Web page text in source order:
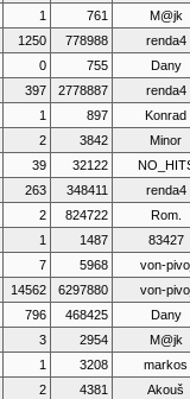
1 761 M@jk
1250 778988 renda4
0 755 Dany
397 2778887 renda4
1 897 Konrad
2 3842 Minor
39 32122
263 348411 renda4
2 824722 Rom.
1 1487 83427
7 5968 von-
14562 6297880 von-
796 468425 Dany
3 2954 M@jk
1 3208 markos
2 4381 Akouš